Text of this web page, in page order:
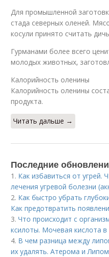
Для промышленной
стада северных оленей.
косули принято считать
Гурманами более всего
молодых животных,
Калорийность оленины
Калорийность оленины
продукта.
Читать дальше →
Последние
1. Как избавиться от угрей.
лечения угревой болезни
2. Как быстро убрать
Как предотвратить
3.Что происходит с
ксилоты. Мочевая кислота
4. В чем разница между
их удалять. Атерома и